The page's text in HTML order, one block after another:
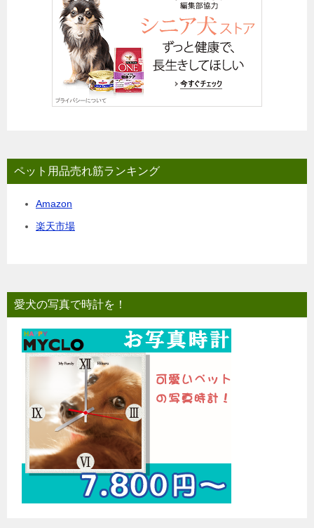
ペット用品売れ筋ランキング
Amazon
楽天市場
愛犬の写真で時計を！